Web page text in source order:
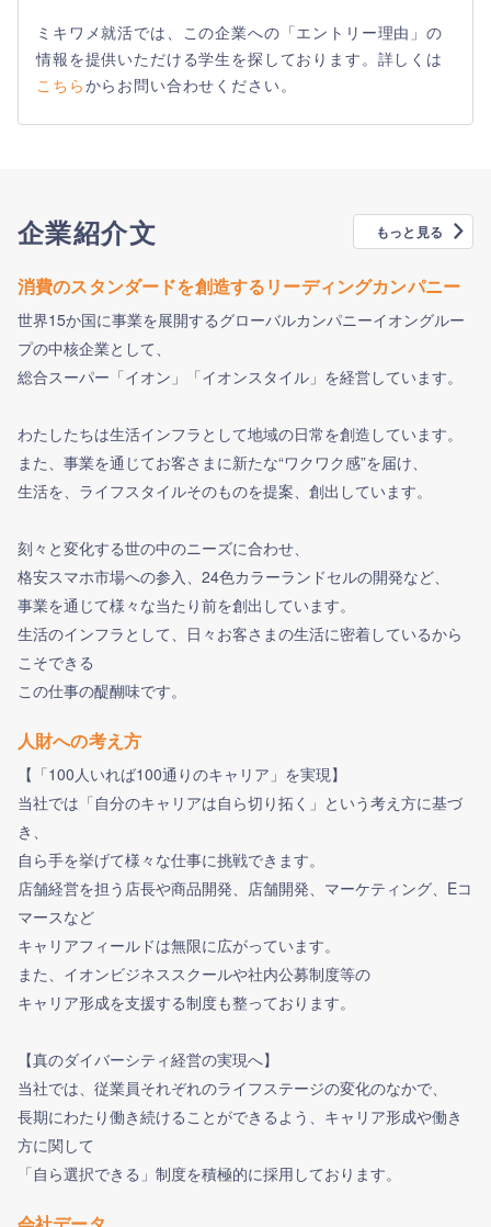
ミキワメ就活では、この企業への「エントリー理由」の
情報を提供いただける学生を探しております。詳しくは
こちらからお問い合わせください。
企業紹介文 もっと見る
消費のスタンダードを創造するリーディングカンパニー
世界15か国に事業を展開するグローバルカンパニーイオングルー
プの中核企業として、
総合スーパー「イオン」「イオンスタイル」を経営しています。
わたしたちは生活インフラとして地域の日常を創造しています。
また、事業を通じてお客さまに新たな“ワクワク感”を届け、
生活を、ライフスタイルそのものを提案、創出しています。
刻々と変化する世の中のニーズに合わせ、
格安スマホ市場への参入、24色カラーランドセルの開発など、
事業を通じて様々な当たり前を創出しています。
生活のインフラとして、日々お客さまの生活に密着しているから
こそできる
この仕事の醍醐味です。
人財への考え方
【「100人いれば100通りのキャリア」を実現】
当社では「自分のキャリアは自ら切り拓く」という考え方に基づ
き、
自ら手を挙げて様々な仕事に挑戦できます。
店舗経営を担う店長や商品開発、店舗開発、マーケティング、Eコ
マースなど
キャリアフィールドは無限に広がっています。
また、イオンビジネススクールや社内公募制度等の
キャリア形成を支援する制度も整っております。
【真のダイバーシティ経営の実現へ】
当社では、従業員それぞれのライフステージの変化のなかで、
長期にわたり働き続けることができるよう、キャリア形成や働き
方に関して
「自ら選択できる」制度を積極的に採用しております。